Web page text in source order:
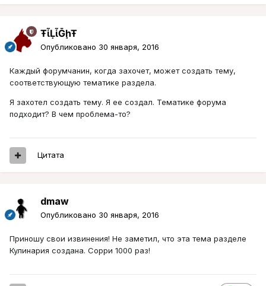
ŦᾡἷḶἷḠḩŦ
Опубликовано 30 января, 2016
Каждый форумчанин, когда захочет, может создать тему,
соответствующую тематике раздела.
Я захотел создать тему. Я ее создал. Тематике форума
подходит? В чем проблема-то?
Цитата
dmaw
Опубликовано 30 января, 2016
Приношу свои извинения! Не заметил, что эта тема разделе
Кулинария создана. Сорри 1000 раз!